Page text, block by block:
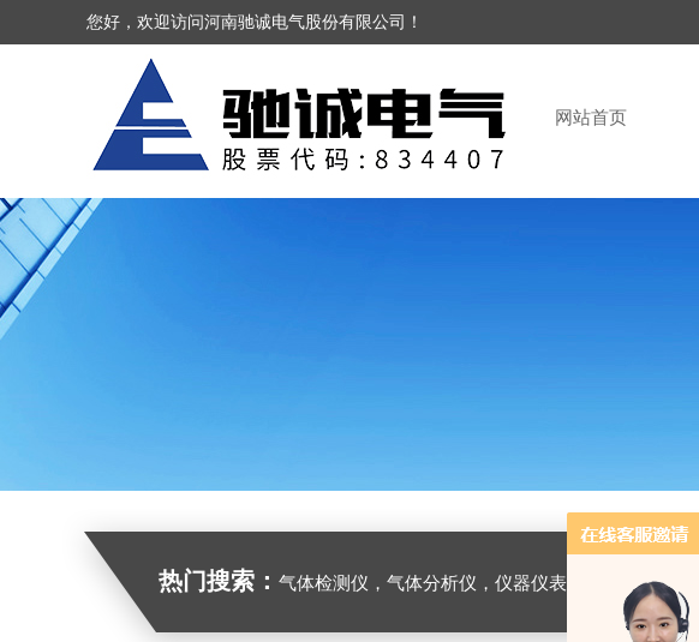
您好，欢迎访问河南驰诚电气股份有限公司！
网站首页
热门搜索： 气体检测仪，气体分析仪，仪器仪表，劳保用品